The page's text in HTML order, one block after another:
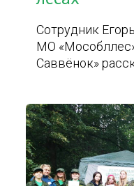
Сотрудник
МО
Саввёнок»